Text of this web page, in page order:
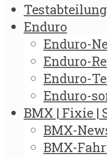
Testabteilung
Enduro
Enduro-
Enduro-
Enduro-
Enduro-
BMX | Fixie |
BMX-
BMX-